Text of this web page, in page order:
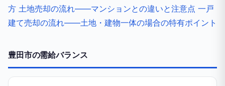
方 土地売却の流れ——マンションとの違いと注意点 一戸
建て売却の流れ——土地・建物一体の場合の特有ポイント
豊田市の需給バランス